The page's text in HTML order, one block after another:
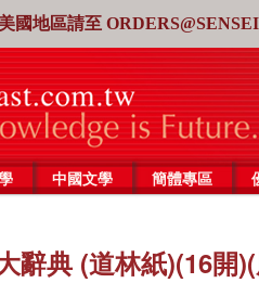
國地區請至
中國文學 簡體專區
辭典 (道林紙)(16開